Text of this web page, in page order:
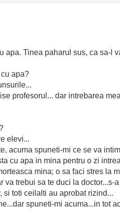
apa. Tinea paharul sus, ca sa-l
apa?
profesorul... dar intrebarea
elevi...
acuma spuneti-mi ce se va
cu apa in mina pentru o zi
mina; o sa faci stres la
va trebui sa te duci la doctor...s-
si toti ceilalti au aprobat rizind...
spuneti-mi acuma...in tot